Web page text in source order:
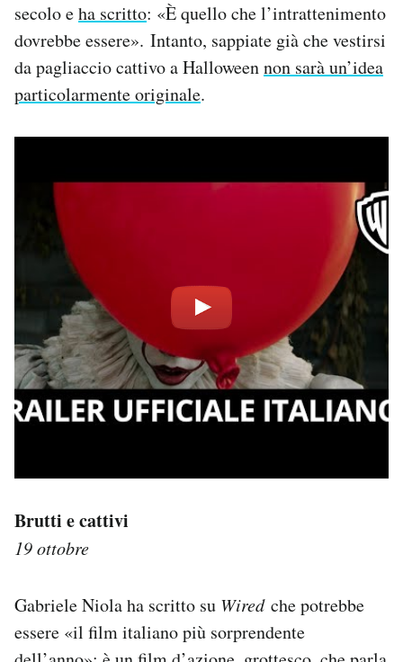
secolo eha scritto: «È quello che l’intrattenimento
dovrebbe essere». Intanto, sappiate già che vestirsi
da pagliaccio cattivo a Halloweennon sarà un’idea
particolarmente originale.
Brutti e cattivi
19 ottobre
Gabriele Niola ha scritto su Wired che potrebbe
essere «il film italiano più sorprendente